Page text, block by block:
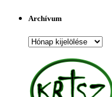
Archívum
Archívum